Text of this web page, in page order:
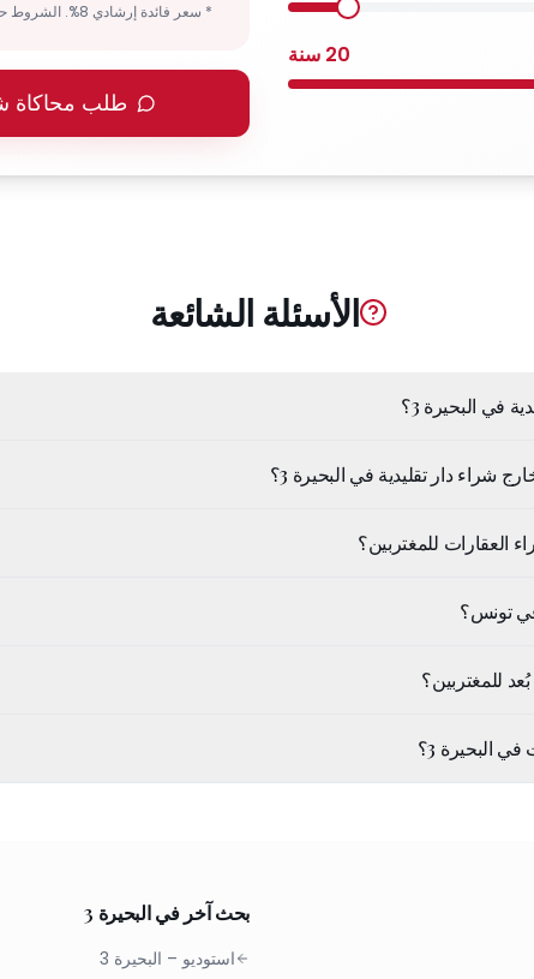
20 سنة
* سعر فائدة إرشادي 8%. الشروط حسب ملف المغترب.
طلب محاكاة
الأسئلة الشائعة
في البحيرة 3؟
شراء دار تقليدية في البحيرة 3؟
العقارات للمغتربين؟
تونس؟
للمغتربين؟
البحيرة 3؟
بحث آخر في البحيرة 3
استوديو – البحيرة 3